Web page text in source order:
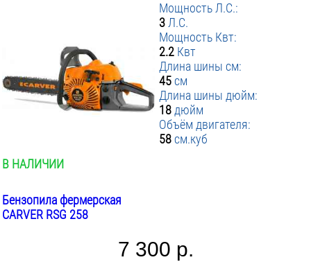
Мощность Л.С.:
3 Л.С.
Мощность Квт:
2.2 Квт
Длина шины см:
45см
Длина шины дюйм:
18 дюйм
Объём двигателя:
58см.куб
В НАЛИЧИИ
Бензопила фермерская
CARVER RSG 258
7 300 р.